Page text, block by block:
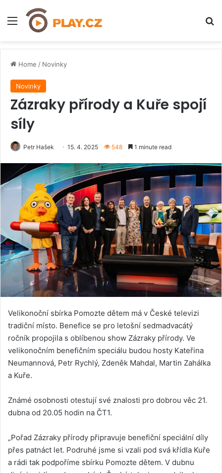
Menu
Home / Novinky
Novinky
Zázraky přírody a Kuře spojí
síly
Petr Hašek 15. 4. 2025 548 1 minute read
Velikonoční sbírka Pomozte dětem má v České televizi
tradiční místo. Benefice se pro letošní sedmadvacátý
ročník propojila s oblíbenou show Zázraky přírody. Ve
velikonočním benefičním speciálu budou hosty Kateřina
Neumannová, Petr Rychlý, Zdeněk Mahdal, Martin Zahálka
a Kuře.
Známé osobnosti otestují své znalosti pro dobrou věc 21.
dubna od 20.05 hodin na ČT1.
„Pořad Zázraky přírody připravuje benefiční speciální díly
přes patnáct let. Podruhé jsme si vzali pod svá křídla Kuře
a rádi tak podpoříme sbírku Pomozte dětem. V dubnu